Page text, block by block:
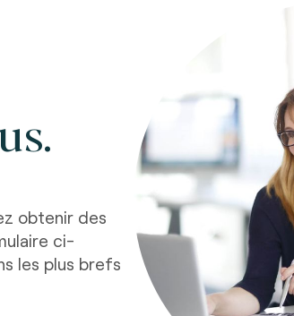
obtenir des
ci-
les plus brefs